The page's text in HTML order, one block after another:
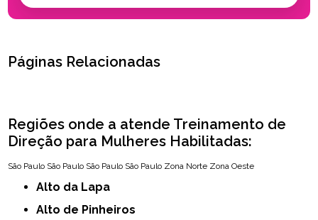
Páginas Relacionadas
Regiões onde a atende Treinamento de
Direção para Mulheres Habilitadas:
São Paulo São Paulo São Paulo São Paulo Zona Norte Zona Oeste
Alto da Lapa
Alto de Pinheiros